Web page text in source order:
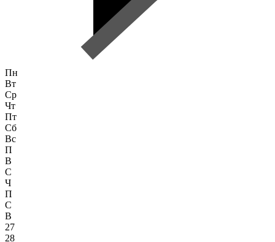
Пн
Вт
Ср
Чт
Пт
Сб
Вс
П
В
С
Ч
П
С
В
27
28